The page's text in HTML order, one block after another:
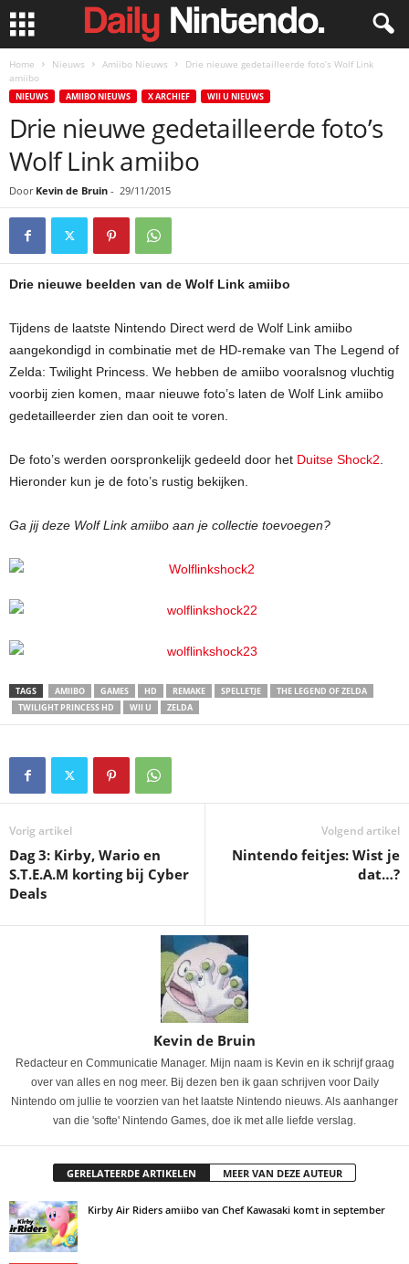
Home Nieuws Amiibo Nieuws
Drie nieuwe gedetailleerde foto’s Wolf Link
amiibo
NIEUWS AMIIBO NIEUWS X ARCHIEF WII U NIEUWS
Drie nieuwe gedetailleerde foto’s
Wolf Link amiibo
Door Kevin de Bruin - 29/11/2015
Drie nieuwe beelden van de Wolf Link amiibo
Tijdens de laatste Nintendo Direct werd de Wolf Link amiibo
aangekondigd in combinatie met de HD-remake van The Legend of
Zelda: Twilight Princess. We hebben de amiibo vooralsnog vluchtig
voorbij zien komen, maar nieuwe foto’s laten de Wolf Link amiibo
gedetailleerder zien dan ooit te voren.
De foto’s werden oorspronkelijk gedeeld door het Duitse Shock2
Hieronder kun je de foto’s rustig bekijken.
Ga jij deze Wolf Link amiibo aan je collectie toevoegen?
TAGS AMIIBO GAMES HD REMAKE SPELLETJE
THE LEGEND OF ZELDA
TWILIGHT PRINCESS HD
WII U ZELDA
Vorig artikel
Dag 3: Kirby, Wario en
S.T.E.A.M korting bij Cyber
Deals
Volgend artikel
Nintendo feitjes: Wist je
dat…?
Kevin de Bruin
Redacteur en Communicatie Manager. Mijn naam is Kevin en ik schrijf graag
over van alles en nog meer. Bij dezen ben ik gaan schrijven voor Daily
Nintendo om jullie te voorzien van het laatste Nintendo nieuws. Als aanhanger
van die 'softe' Nintendo Games, doe ik met alle liefde verslag.
GERELATEERDE ARTIKELEN MEER VAN DEZE AUTEUR
Kirby Air Riders amiibo van Chef Kawasaki komt in september